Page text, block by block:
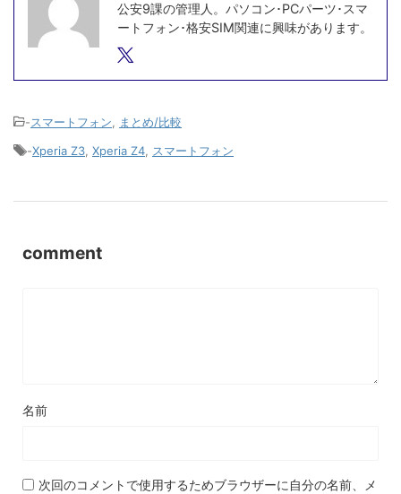
公安9課の管理人。パソコン･PCパーツ･スマ
ートフォン･格安SIM関連に興味があります。
-スマートフォン, まとめ/比較
-Xperia Z3, Xperia Z4, スマートフォン
comment
名前
次回のコメントで使用するためブラウザーに自分の名前、メ